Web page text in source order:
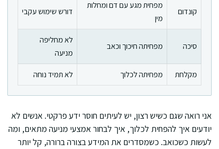
קונדום
מפחית מגע עם דם ומחלות
מין
דורש שימוש עקבי
סיכה מפחיתה חיכוך וכאב
לא מחליפה
מניעה
מקלחת
מפחיתה לכלוך לא תמיד נוחה
אני רואה שגם כשיש רצון, יש לעיתים חוסר ידע פרקטי. אנשים לא
יודעים איך להפחית לכלוך, איך לבחור אמצעי מניעה מתאים, ומה
לעשות כשכואב. כשמסדרים את המידע בצורה ברורה, קל יותר